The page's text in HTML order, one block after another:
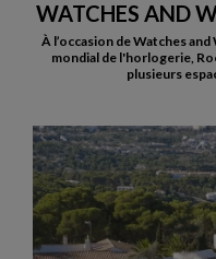
WATCHES AND
À l’occasion de Watches
mondial de l'horlogerie,
plusieurs